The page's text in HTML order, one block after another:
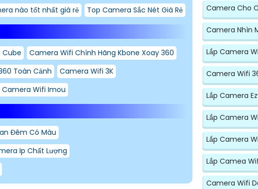
nào tốt nhất giá rẻ Top Camera Sắc Nét Giá Rẻ
Cube
Camera Wifi Chính Hãng Kbone Xoay 360
Toàn Cảnh
Camera Wifi 3K
Camera Wifi Imou
Đêm Có Màu
Ip Chất Lượng
Camera Cho
Camera Nhìn
Lắp Camera
Camera Wifi
Lắp Camera
Lắp Camera
Lắp Camera
Lắp Camea
Camera Wifi